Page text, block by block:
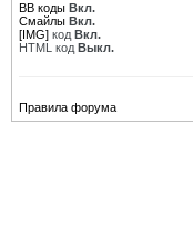
BB коды Вкл.
Смайлы Вкл.
[IMG] код Вкл.
HTML код Выкл.
Правила форума